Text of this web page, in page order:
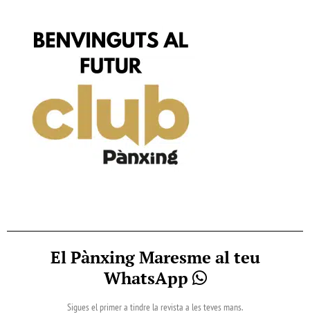
El Pànxing Maresme al teu
WhatsApp
Sigues el primer a tindre la revista a les teves mans.